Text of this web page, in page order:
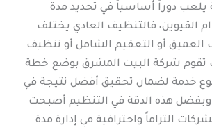
يلعب دوراً أساسياً في تحديد مدة
القيوين، فالتنظيف العادي يختلف
العميق أو التعقيم الشامل أو تنظيف
تقوم شركة البيت المشرق بوضع خطة
خدمة لضمان تحقيق أفضل نتيجة في
هذه الدقة في التنظيم أصبحت
التزاماً واحترافية في إدارة مدة